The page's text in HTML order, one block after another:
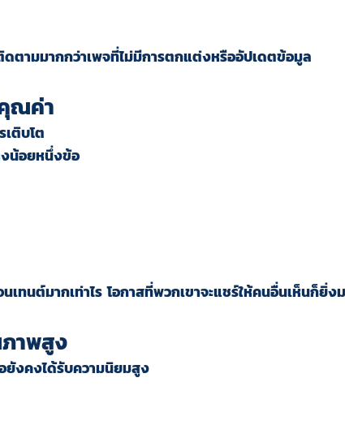
ตามมากกว่าเพจที่ไม่มีการตกแต่งหรืออัปเดตข้อมูล
ณค่า
ติบโต
น้อยหนึ่งข้อ
ทนต์มากเท่าไร โอกาสที่พวกเขาจะแชร์ให้คนอื่นเห็นก็ยิ่ง
าพสูง
ยังคงได้รับความนิยมสูง